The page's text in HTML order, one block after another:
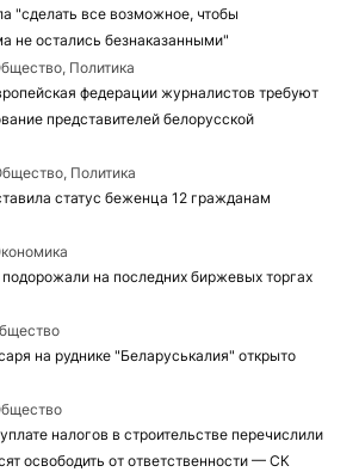
"сделать все возможное, чтобы
не остались безнаказанными"
Политика
федерации журналистов требуют
представителей белорусской
Политика
статус беженца 12 гражданам
на последних биржевых торгах
на руднике "Беларуськалия" открыто
налогов в строительстве перечислили
освободить от ответственности — СК